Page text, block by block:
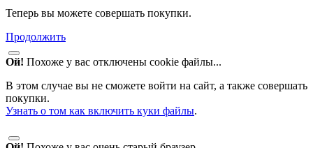
Теперь вы можете совершать покупки.
Продолжить
Ой! Похоже у вас отключены cookie файлы...
В этом случае вы не сможете войти на сайт, а также совершать
покупки.
Узнать о том как включить куки файлы.